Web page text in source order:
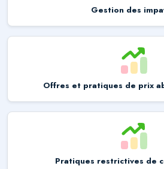
Gestion des
Offres et pratiques de prix
Pratiques restrictives de